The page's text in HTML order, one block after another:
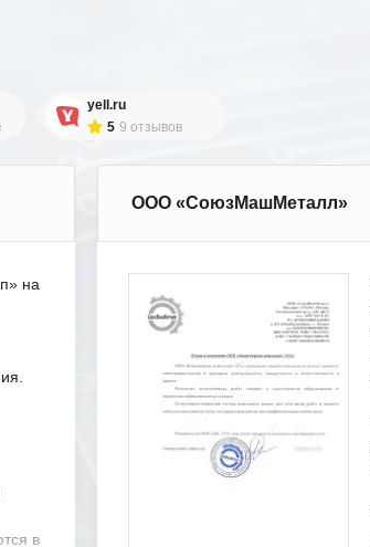
yell.ru
5 9 отзывов
на
в
ООО «СоюзМашМеталл»